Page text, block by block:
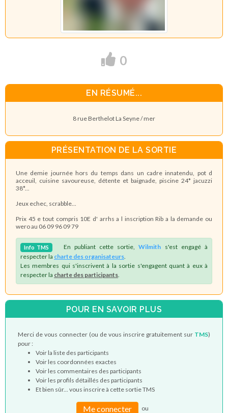
0
EN RÉSUMÉ...
8 rue Berthelot La Seyne / mer
PRÉSENTATION DE LA SORTIE
Une demie journée hors du temps dans un cadre innatendu, pot d
acceuil, cuisine savoureuse, détente et baignade, piscine 24* jacuzzi
38*...
Jeux echec, scrabble...
Prix 45 e tout compris 10E d' arrhs a l inscription Rib a la demande ou
wero au 06 09 96 09 79
Info TMS En publiant cette sortie,Wilmith s'est engagé à
respecter la charte des organisateurs
Les membres qui s'inscrivent à la sortie s'engagent quant à eux à
respecter la charte des participants
POUR EN SAVOIR PLUS
Merci de vous connecter (ou de vous inscrire gratuitement sur TMS)
pour :
Voir la liste des participants
Voir les coordonnées exactes
Voir les commentaires des participants
Voir les profils détaillés des participants
Et bien sûr... vous inscrire à cette sortie TMS
Me connecter ou